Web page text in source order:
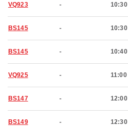
VQ923 - 10:30
BS145 - 10:30
BS145 - 10:40
VQ925 - 11:00
BS147 - 12:00
BS149 - 12:30